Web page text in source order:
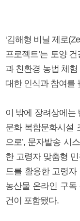
‘김해형 비닐 제로
프로젝트’는 토양
과 친환경 농법 체
대한 인식과 참여를
이 밖에 장려상에는
문화 복합문화시설
으로’, 문자발송 시
한 고령자 맞춤형
드를 활용한 고령자
농산물 온라인 구독
건이 포함됐다.